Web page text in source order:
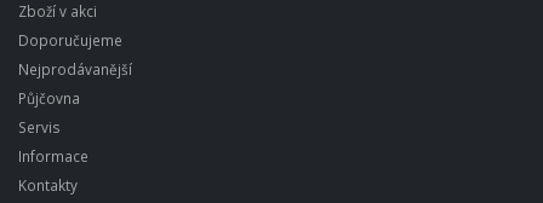
Zboží v akci
Doporučujeme
Nejprodávanější
Půjčovna
Servis
Informace
Kontakty